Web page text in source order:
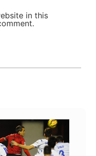
in this